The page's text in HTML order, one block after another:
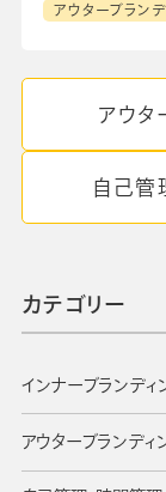
アウターブランデ
アウタ
自己管
カテゴリー
インナーブランディ
アウターブランディ